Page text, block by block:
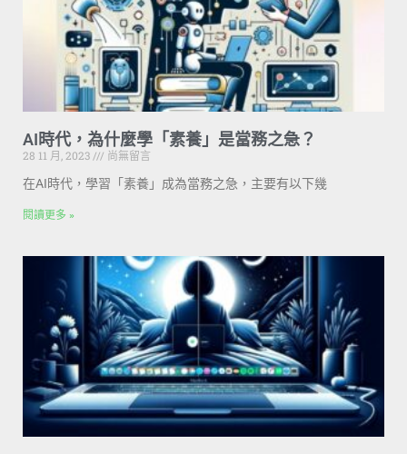
AI時代，為什麼學「素養」是當務之急？
28 11 月, 2023
尚無留言
在AI時代，學習「素養」成為當務之急，主要有以下幾
閱讀更多 »